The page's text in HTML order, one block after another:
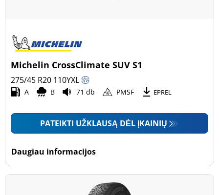
Michelin CrossClimate SUV S1
275/45 R20 110YXL
A B 71 db PMSF EPREL
PATEIKTI UŽKLAUSĄ DĖL ĮKAINIŲ
Daugiau informacijos